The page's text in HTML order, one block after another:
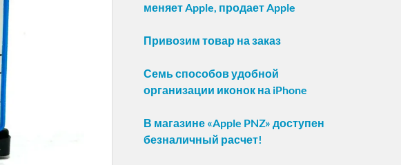
меняет Apple, продает Apple
Привозим товар на заказ
Семь способов удобной
организации иконок на iPhone
В магазине «Apple PNZ» доступен
безналичный расчет!